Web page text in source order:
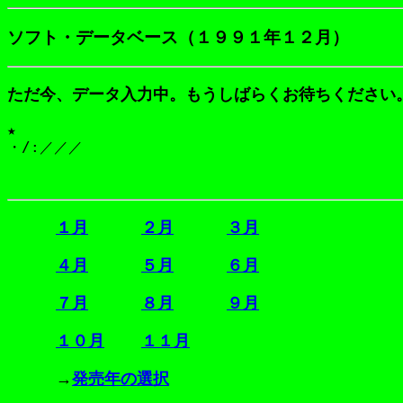
ソフト・データベース（１９９１年１２月）
ただ今、データ入力中。もうしばらくお待ちください
★
１月 ２月 ３月
４月 ５月 ６月
７月 ８月 ９月
１０月 １１月
→発売年の選択